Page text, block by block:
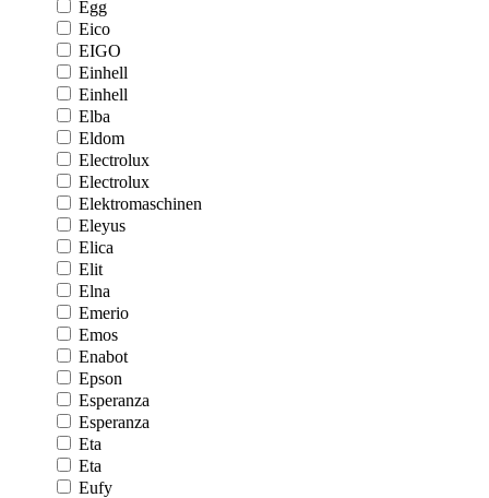
Egg
Eico
EIGO
Einhell
Einhell
Elba
Eldom
Electrolux
Electrolux
Elektromaschinen
Eleyus
Elica
Elit
Elna
Emerio
Emos
Enabot
Epson
Esperanza
Esperanza
Eta
Eta
Eufy